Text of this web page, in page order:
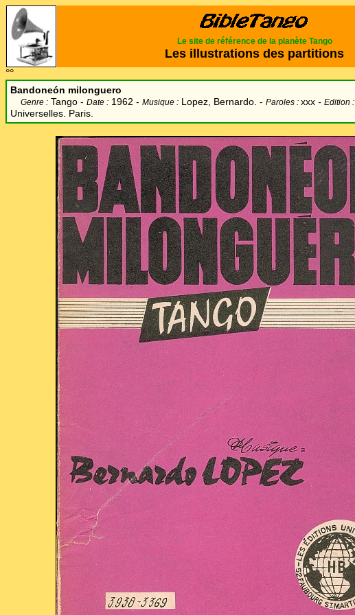
Le site de référence de la planète Tango
Les illustrations des partitions
°°
Bandoneón milonguero
Genre : Tango - Date : 1962 - Musique : Lopez, Bernardo. - Paroles : xxx - Edition :
Universelles. Paris.